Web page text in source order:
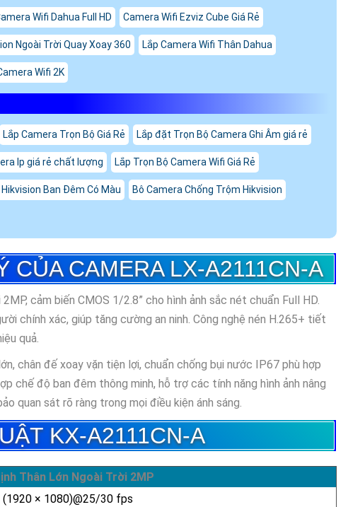
Wifi Dahua Full HD Camera Wifi Ezviz Cube Giá Rẻ
Ngoài Trời Quay Xoay 360 Lắp Camera Wifi Thân Dahua
Wifi 2K
Lắp Camera Trọn Bộ Giá Rẻ Lắp đặt Trọn Bộ Camera Ghi Âm giá rẻ
Ip giá rẻ chất lượng Lắp Trọn Bộ Camera Wifi Giá Rẻ
Ban Đêm Có Màu Bô Camera Chống Trộm Hikvision
CỦA CAMERA LX-A2111CN-A
cảm biến CMOS 1/2.8” cho hình ảnh sắc nét chuẩn Full HD.
chính xác, giúp tăng cường an ninh. Công nghệ nén H.265+ tiết
quả.
chân đế xoay vặn tiện lợi, chuẩn chống bụi nước IP67 phù hợp
chế độ ban đêm thông minh, hỗ trợ các tính năng hình ảnh nâng
quan sát rõ ràng trong mọi điều kiện ánh sáng.
KX-A2111CN-A
Thân Lớn Ngoài Trời 2MP
(1920 × 1080)@25/30 fps